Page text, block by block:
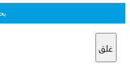
غلق